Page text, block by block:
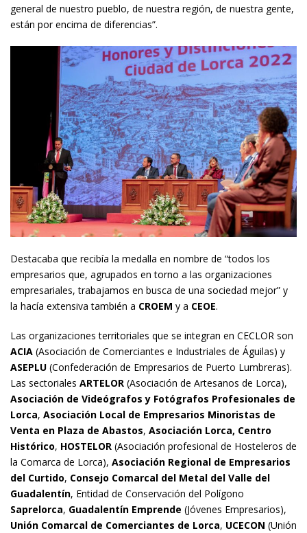
general de nuestro pueblo, de nuestra región, de nuestra gente,
están por encima de diferencias”.
Destacaba que recibía la medalla en nombre de “todos los
empresarios que, agrupados en torno a las organizaciones
empresariales, trabajamos en busca de una sociedad mejor” y
la hacía extensiva también a CROEM y a CEOE.
Las organizaciones territoriales que se integran en CECLOR son
ACIA (Asociación de Comerciantes e Industriales de Águilas) y
ASEPLU (Confederación de Empresarios de Puerto Lumbreras).
Las sectoriales ARTELOR (Asociación de Artesanos de Lorca),
Asociación de Videógrafos y Fotógrafos Profesionales de
Lorca, Asociación Local de Empresarios Minoristas de
Venta en Plaza de Abastos, Asociación Lorca, Centro
Histórico, HOSTELOR (Asociación profesional de Hosteleros de
la Comarca de Lorca), Asociación Regional de Empresarios
del Curtido, Consejo Comarcal del Metal del Valle del
Guadalentín, Entidad de Conservación del Polígono
Saprelorca, Guadalentín Emprende (Jóvenes Empresarios),
Unión Comarcal de Comerciantes de Lorca, UCECON (Unión